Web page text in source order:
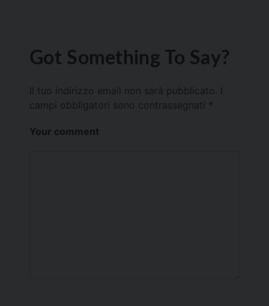
Got Something To Say?
Il tuo indirizzo email non sarà pubblicato.
campi obbligatori sono contrassegnati *
Your comment